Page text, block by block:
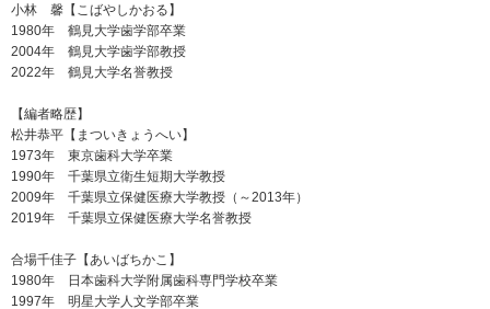
小林 馨【こばやしかおる】
1980年 鶴見大学歯学部卒業
2004年 鶴見大学歯学部教授
2022年 鶴見大学名誉教授
【編者略歴】
松井恭平【まついきょうへい】
1973年 東京歯科大学卒業
1990年 千葉県立衛生短期大学教授
2009年 千葉県立保健医療大学教授（～2013年）
2019年 千葉県立保健医療大学名誉教授
合場千佳子【あいばちかこ】
1980年 日本歯科大学附属歯科専門学校卒業
1997年 明星大学人文学部卒業